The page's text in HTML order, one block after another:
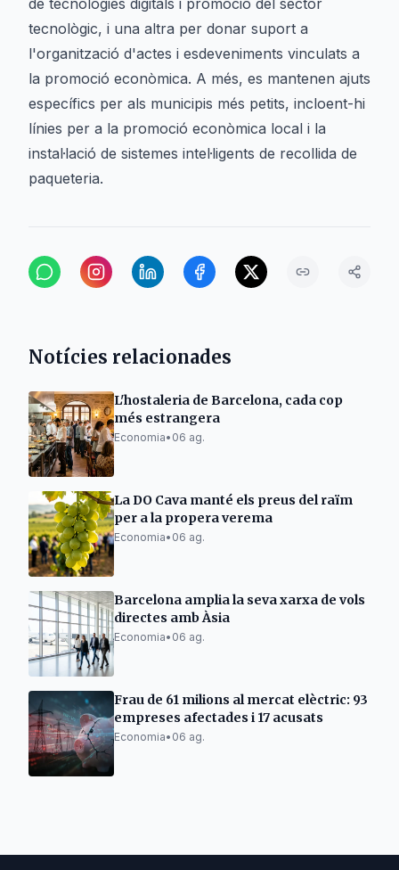
de tecnologies digitals i promoció del sector
tecnològic, i una altra per donar suport a
l'organització d'actes i esdeveniments vinculats a
la promoció econòmica. A més, es mantenen ajuts
específics per als municipis més petits, incloent-hi
línies per a la promoció econòmica local i la
instal·lació de sistemes intel·ligents de recollida de
paqueteria.
Notícies relacionades
L'hostaleria de Barcelona, cada cop
més estrangera
Economia• 06 ag.
La DO Cava manté els preus del raïm
per a la propera verema
Economia• 06 ag.
Barcelona amplia la seva xarxa de vols
directes amb Àsia
Economia• 06 ag.
Frau de 61 milions al mercat elèctric: 93
empreses afectades i 17 acusats
Economia• 06 ag.